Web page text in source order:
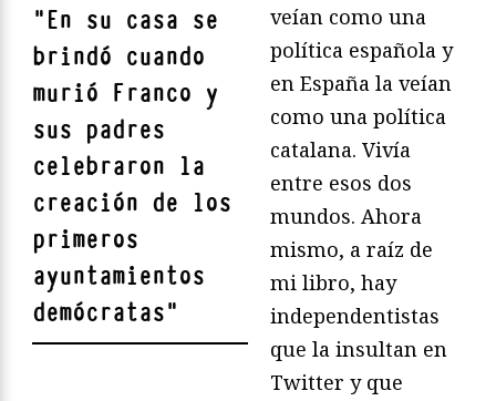
"En su casa se
brindó cuando
murió Franco y
sus padres
celebraron la
creación de los
primeros
ayuntamientos
demócratas"
veían como una
política española y
en España la veían
como una política
catalana. Vivía
entre esos dos
mundos. Ahora
mismo, a raíz de
mi libro, hay
independentistas
que la insultan en
Twitter y que